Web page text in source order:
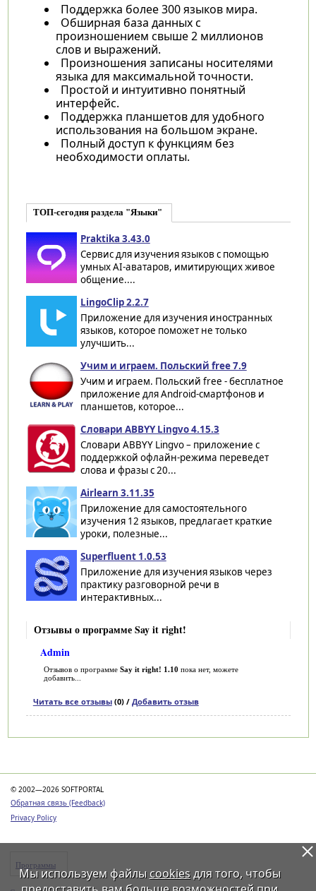
Поддержка более 300 языков мира.
Обширная база данных с
произношением свыше 2 миллионов
слов и выражений.
Произношения записаны носителями
языка для максимальной точности.
Простой и интуитивно понятный
интерфейс.
Поддержка планшетов для удобного
использования на большом экране.
Полный доступ к функциям без
необходимости оплаты.
ТОП-сегодня раздела "Языки"
Praktika 3.43.0
Сервис для изучения языков с помощью
умных AI-аватаров, имитирующих живое
общение....
LingoClip 2.2.7
Приложение для изучения иностранных
языков, которое поможет не только
улучшить...
Учим и играем. Польский free 7.9
Учим и играем. Польский free - бесплатное
приложение для Android-смартфонов и
планшетов, которое...
Словари ABBYY Lingvo 4.15.3
Словари ABBYY Lingvo – приложение с
поддержкой офлайн-режима переведет
слова и фразы с 20...
Airlearn 3.11.35
Приложение для самостоятельного
изучения 12 языков, предлагает краткие
уроки, полезные...
Superfluent 1.0.53
Приложение для изучения языков через
практику разговорной речи в
интерактивных...
Отзывы о программе Say it right!
Admin
Отзывов о программе Say it right! 1.10 пока нет, можете
добавить...
Читать все отзывы(0) / Добавить отзыв
© 2002—2026 SOFTPORTAL
Обратная связь (Feedback)
Privacy Policy
Программы
Мы используем файлы cookiesдля того, чтобы